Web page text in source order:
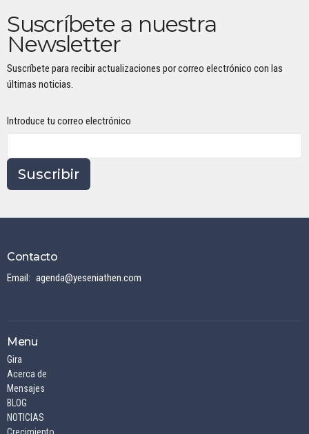
Suscríbete a nuestra
Newsletter
Suscríbete para recibir actualizaciones por correo electrónico con las
últimas noticias.
Introduce tu correo electrónico
Suscribir
Contacto
Email: agenda@yeseniathen.com
Menu
Gira
Acerca de
Mensajes
BLOG
NOTICIAS